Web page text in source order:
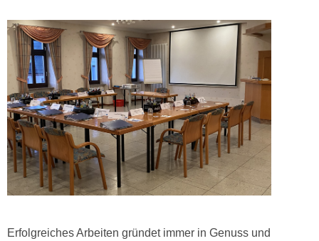
Erfolgreiches Arbeiten gründet immer in Genuss und